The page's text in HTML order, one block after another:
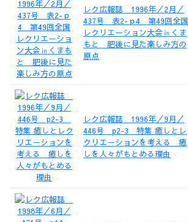
レク広報誌 1996年／2月／
437号 表2-ｐ4 第49回全国
レクリエーション大会㏌くま
もと 肥後に見た楽しみ方の
原点
レク広報誌 1996年／9月／
446号 p2-3 特集 癒しとレ
クリエーションを考える 癒
しを人々がもとめる理由